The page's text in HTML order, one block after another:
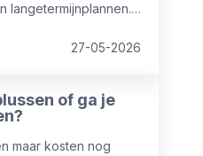
langetermijnplannen.
27-05-2026
of ga je
maar kosten nog